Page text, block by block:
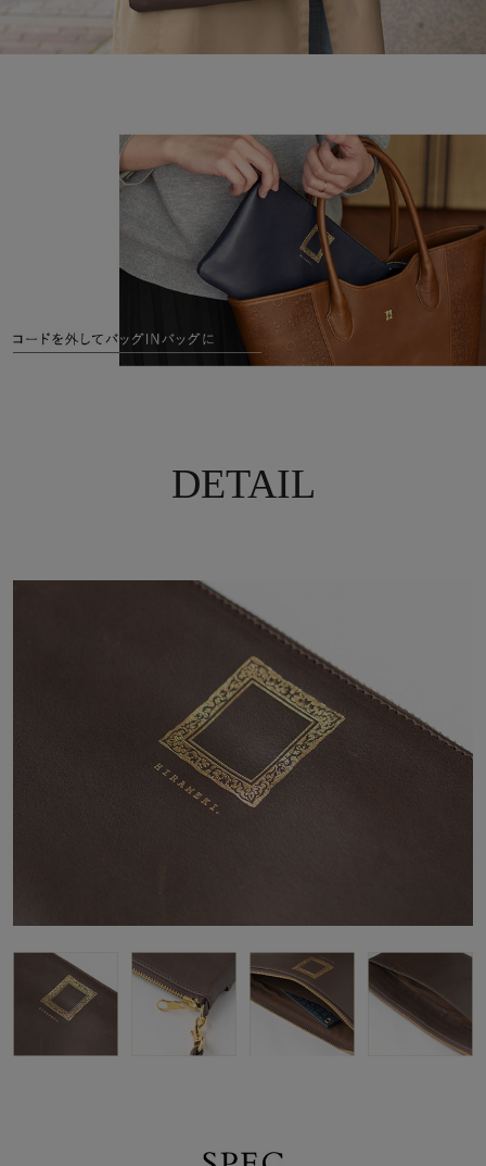
DETAIL